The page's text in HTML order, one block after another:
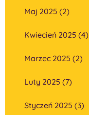
Maj 2025 (2)
Kwiecień 2025 (4)
Marzec 2025 (2)
Luty 2025 (7)
Styczeń 2025 (3)